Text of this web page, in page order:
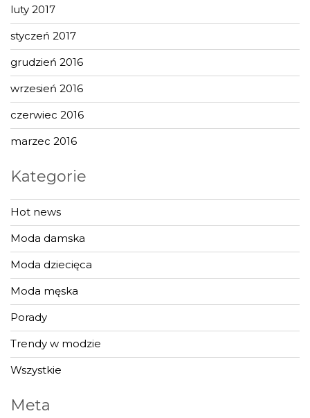
luty 2017
styczeń 2017
grudzień 2016
wrzesień 2016
czerwiec 2016
marzec 2016
Kategorie
Hot news
Moda damska
Moda dziecięca
Moda męska
Porady
Trendy w modzie
Wszystkie
Meta